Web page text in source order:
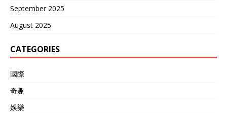
September 2025
August 2025
CATEGORIES
國際
奇趣
娛樂